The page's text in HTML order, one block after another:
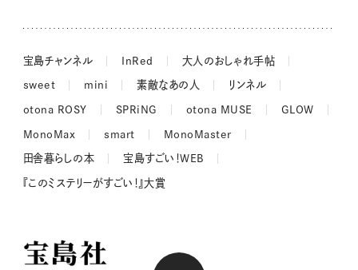
宝島チャンネル InRed 大人のおしゃれ手帖
sweet mini 素敵なあの人 リンネル
otona ROSY SPRiNG otona MUSE GLOW
MonoMax smart MonoMaster
田舎暮らしの本 宝島すごい！WEB
『このミステリーがすごい！』大賞